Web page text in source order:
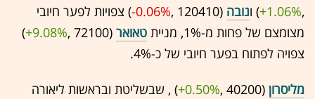
,‎
+1.06%‏) ונובה (120410 ,‎
-0.06%‏) צפויות לפער חיובי
מצומצם של פחות מ-1%, מניית
טאואר (72100 ,‎
+9.08%
‏)
צפויה לפתוח בפער חיובי של כ-4%.
מליסרון (40200 ,‎
+0.50%‏) , שבשליטת ובראשות ליאורה